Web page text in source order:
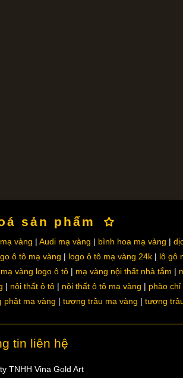
sản phẩm
vàng Audi mạ vàng bình hoa mạ vàng
ô tô mạ vàng logo ô tô mạ vàng 24k
lô gô
mạ vàng logo ô tô mạ vàng nội thất nhà tắm
nội thất ô tô nội thất ô tô mạ vàng
phào chỉ
phật mạ vàng tượng trâu mạ vàng tượng
tin liên hệ
TNHH Vina Gold Art